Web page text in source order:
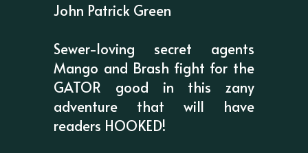
John Patrick Green
Sewer-loving secret agents
Mango and Brash fight for the
GATOR good in this zany
adventure that will have
readers HOOKED!